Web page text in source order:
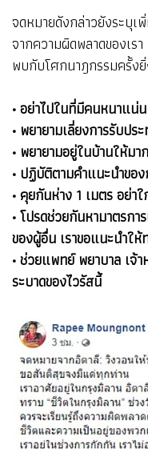
จดหมายดังกล่าวยังระบุเ
จากความผิดพลาดของเร
พบกับโศกนาฎกรรมครั้ง
• อย่าไปในที่มีคนหนาแน่น
• พยายามเลี่ยงการรับป
• พยายามอยู่ในบ้านให้มา
• ปฏิบัติตามคำแนะนำขอ
• คุยกันห่าง 1 เมตร อย่า
• โปรดช่วยกันหามาตรก
ของผู้อื่น เราขอแนะนำใ
• ช่วยแพทย์ พยาบาล เจ้
ระบาดของไวรัสนี้